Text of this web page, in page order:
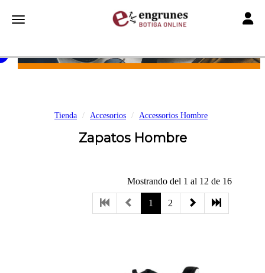
Toggle navigation
Tienda Accesorios Accessorios Hombre
Zapatos Hombre
Mostrando del 1 al 12 de 16
1 2